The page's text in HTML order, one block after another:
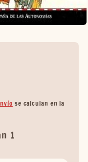
se calculan en la
1